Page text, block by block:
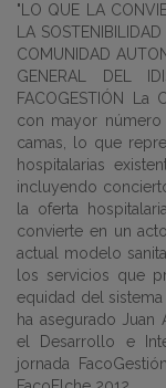
"LO QUE LA
LA
COMUNIDAD
GENERAL DEL
FACOGESTIÓN
con mayor
camas, lo que
hospitalarias
incluyendo
la oferta
convierte en un
actual modelo
los servicios que
equidad del
ha asegurado Juan
el Desarrollo e
jornada